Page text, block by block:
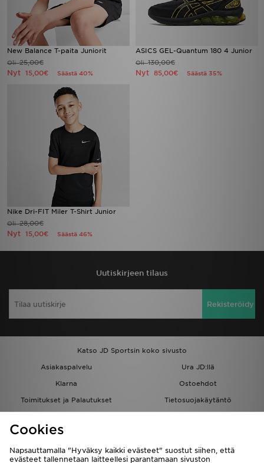
New Balance T-paita Juniorit
Oli25,00€
Nyt 15,00€ Säästä 40%
ASICS GEL-Quantum 180 4 Junior
Oli130,00€
Nyt 85,00€ Säästä 35%
Nike Dri-FIT Miler T-Shirt Junior
Oli28,00€
Nyt 15,00€ Säästä 46%
Uutiskirjeen tilaus
Rekisteröidy
Katso JD Sportsin koko sivusto
Asiakaspalvelu
Ura JD:llä
Klarna
Ostoehdot
Toimitukset ja Palautukset
Tietosuojakäytäntö
Löydä myymälä
Kumppanuusohjelma
JD Blog
Cookies
Napsauttamalla "Hyväksy kaikki evästeet" suostut siihen, että
evästeet tallennetaan laitteellesi parantamaan sivuston